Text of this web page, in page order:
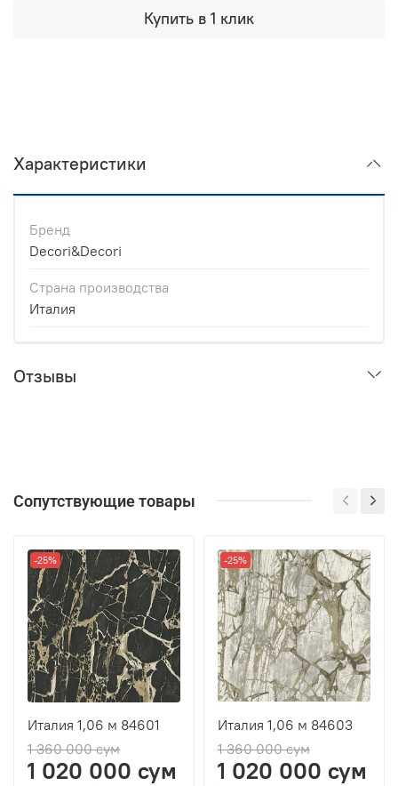
Купить в 1 клик
Характеристики
Бренд
Decori&Decori
Страна производства
Италия
Отзывы
Сопутствующие товары
-25%
Италия 1,06 м 84601
1 360 000 сум
1 020 000 сум
-25%
Италия 1,06 м 84603
1 360 000 сум
1 020 000 сум